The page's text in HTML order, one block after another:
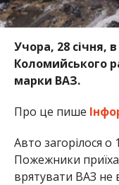
Учора, 28 січня,
Коломийського
марки ВАЗ.
Про це пише
Авто загорілося о
Пожежники
врятувати ВАЗ не